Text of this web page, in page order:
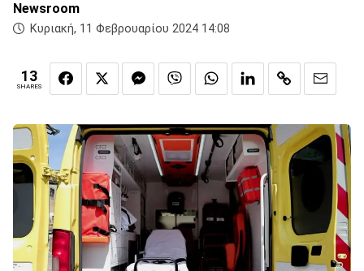
Newsroom
Κυριακή, 11 Φεβρουαρίου 2024 14:08
13
SHARES